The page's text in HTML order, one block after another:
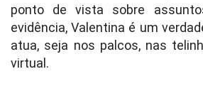
ponto de vista sobre
evidência, Valentina é um
atua, seja nos palcos, nas
virtual.